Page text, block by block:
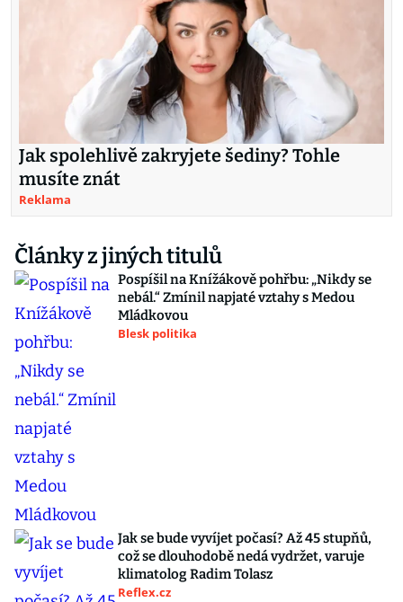
Jak spolehlivě zakryjete šediny? Tohle
musíte znát
Reklama
Články z jiných titulů
Pospíšil na Knížákově pohřbu: „Nikdy se
nebál.“ Zmínil napjaté vztahy s Medou
Mládkovou
Blesk politika
Jak se bude vyvíjet počasí? Až 45 stupňů,
což se dlouhodobě nedá vydržet, varuje
klimatolog Radim Tolasz
Reflex.cz